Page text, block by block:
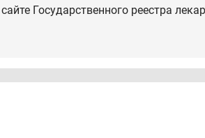
Государственного реестра